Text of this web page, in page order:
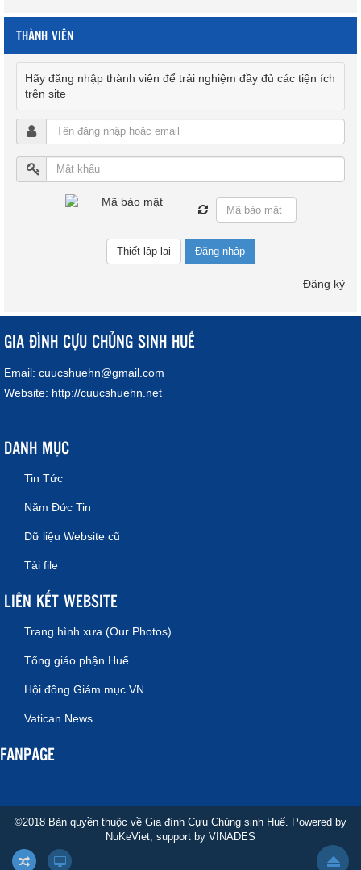
THÀNH VIÊN
Hãy đăng nhập thành viên để trải nghiệm đầy đủ các tiện ích
trên site
Đăng nhập
Đăng ký
GIA ĐÌNH CỰU CHỦNG SINH HUẾ
Email: cuucshuehn@gmail.com
Website: http://cuucshuehn.net
DANH MỤC
Tin Tức
Năm Đức Tin
Dữ liệu Website cũ
Tải file
LIÊN KẾT WEBSITE
Trang hình xưa (Our Photos)
Tổng giáo phận Huế
Hội đồng Giám mục VN
Vatican News
FANPAGE
©2018 Bản quyền thuộc về Gia đình Cựu Chủng sinh Huế. Powered by
NuKeViet , support by VINADES